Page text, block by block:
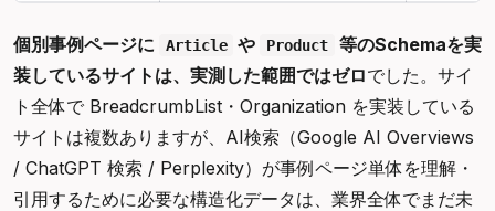
個別事例ページに Article や Product
等のSchemaを実
装しているサイトは、実測した範囲ではゼロでした。サイ
ト全体で BreadcrumbList・Organization を実装している
サイトは複数ありますが、AI検索（Google AI Overviews
/ ChatGPT 検索 / Perplexity）が事例ページ単体を理解・
引用するために必要な構造化データは、業界全体でまだ未